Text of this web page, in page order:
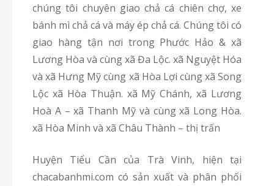
chúng tôi chuyên giao chả cá chiên chợ, xe
bánh mì chả cá và máy ép chả cá. Chúng tôi có
giao hàng tận nơi trong Phước Hảo & xã
Lương Hòa và cùng xã Đa Lộc. xã Nguyệt Hóa
và xã Hưng Mỹ cùng xã Hòa Lợi cùng xã Song
Lộc xã Hòa Thuận. xã Mỹ Chánh, xã Lương
Hoà A – xã Thanh Mỹ và cùng xã Long Hòa.
xã Hòa Minh và xã Châu Thành – thị trấn
Huyện Tiểu Cần của Trà Vinh, hiện tại
chacabanhmi.com có sản xuất và phân phối